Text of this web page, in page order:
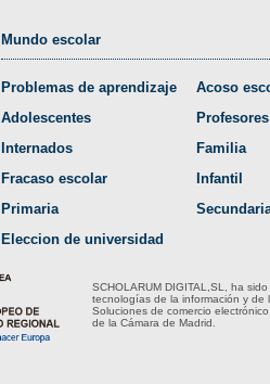
Mundo escolar
Problemas de aprendizaje
Adolescentes
Internados
Fracaso escolar
Primaria
Eleccion de universidad
Acoso
Profesores
Familia
Infantil
SCHOLARUM DIGITAL,SL, ha
tecnologías de la información y de
Soluciones de comercio
de la Cámara de Madrid.